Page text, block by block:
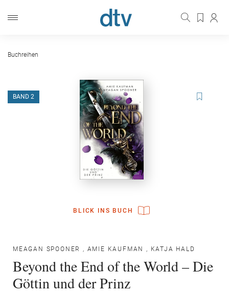
Buchreihen
BLICK INS BUCH
BAND 2
MEAGAN SPOONER , AMIE KAUFMAN , KATJA HALD
Beyond the End of the World – Die
Göttin und der Prinz